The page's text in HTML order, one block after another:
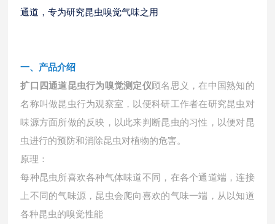
通道，专为研究昆虫嗅觉气味之用
一、产品介绍
扩口四通道昆虫行为嗅觉测定仪 顾名思义，在中国熟知的
名称叫做昆虫行为观察室，以便科研工作者在研究昆虫对
味源方面所做的反映，以此来判断昆虫的习性，以便对昆
虫进行的预防和消除昆虫对植物的危害。
原理：
每种昆虫所喜欢各种气体味道不同，在各个通道端，连接
上不同的气味源，昆虫会爬向喜欢的气味一端，从以知道
各种昆虫的嗅觉性能